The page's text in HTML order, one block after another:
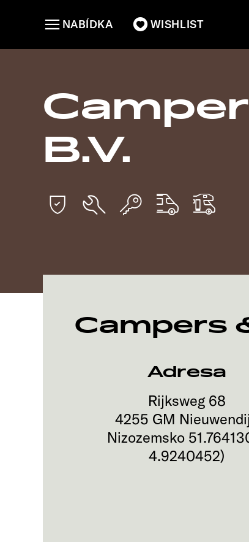
WISHLIST
NABÍDKA
B.V.
Campers
Adresa
Rijksweg 68
4255 GM
Nizozemsko
4.9240452)